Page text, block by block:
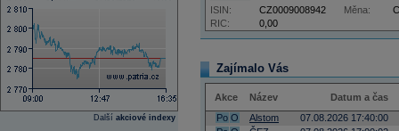
Další akciové indexy
RIC: 0,00
ISIN: CZ0009008942 Měna:
Zajímalo Vás
Akce Název
Datum a čas
Po O Alstom
07.08.2026 17:40:00